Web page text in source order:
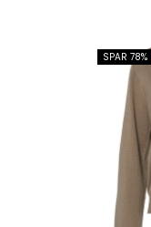
SPAR 78%